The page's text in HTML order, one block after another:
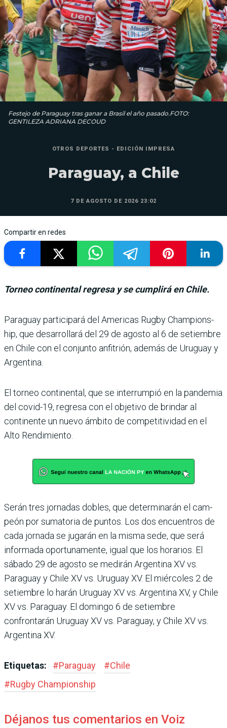
Festejo de Paraguay tras ganar a Brasil el año pasado.FOTO:
GENTILEZA ADRIANA DECOUD
OTROS DEPORTES - EDICIÓN IMPRESA
Paraguay, a Chile
7 DE AGOSTO DE 2026 23:02
Compartir en redes
Torneo continental regresa y se cumplirá en Chile.
Paraguay participará del Americas Rugby Champions­
hip, que desarrollará del 29 de agosto al 6 de setiembre
en Chile con el conjunto anfi­trión, además de Uruguay y
Argentina.
El torneo continental, que se interrumpió en la pan­demia
del covid-19, regresa con el objetivo de brindar al
continente un nuevo ámbito de competitividad en el
Alto Rendimiento.
Serán tres jornadas dobles, que determinarán el cam­
peón por sumatoria de pun­tos. Los dos encuentros de
cada jornada se jugarán en la misma sede, que será
infor­mada oportunamente, igual que los horarios. El
sábado 29 de agosto se medirán Argen­tina XV vs.
Paraguay y Chile XV vs. Uruguay XV. El miér­coles 2 de
setiembre lo harán Uruguay XV vs. Argentina XV, y Chile
XV vs. Paraguay. El domingo 6 de setiembre
confrontarán Uruguay XV vs. Paraguay, y Chile XV vs.
Argentina XV.
Etiquetas: #Paraguay #Chile
#Rugby Champions­hip
Déjanos tus comentarios en Voiz